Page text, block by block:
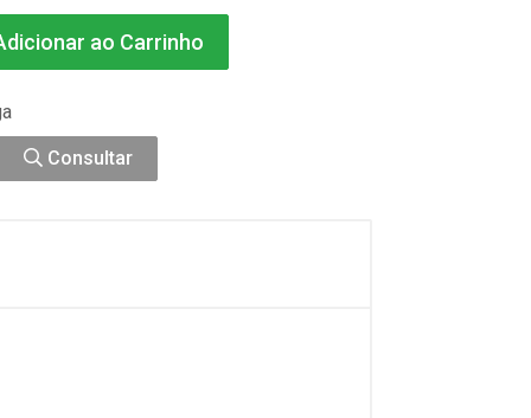
ao Carrinho
Consultar